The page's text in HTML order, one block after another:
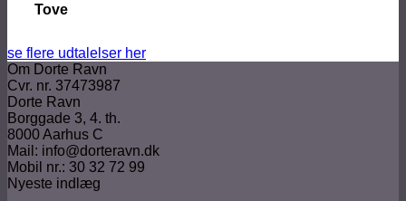
Tove
se flere udtalelser her
Om Dorte Ravn
Cvr. nr. 37473987
Dorte Ravn
Borggade 3, 4. th.
8000 Aarhus C
Mail: info@dorteravn.dk
Mobil nr.: 30 32 72 99
Nyeste indlæg